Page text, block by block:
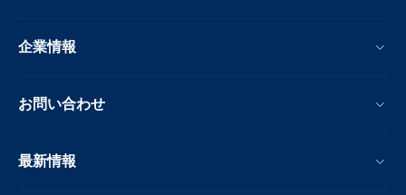
企業情報
お問い合わせ
最新情報